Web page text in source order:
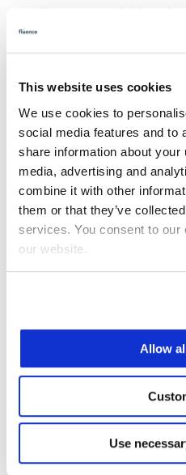
This website uses cookies
We use cookies to
social media features and to
share information about
media, advertising and
combine it with other
them or that they’ve
services. You consent to
our website.
Allow
Use
El programa DPR más
hasta la fecha,
la
Ángeles, está
Establecimiento
para el Reúso del
La agricultura
demanda mundial de
de las tierras de
reutilizada, por lo que
oportunidades son
caracterizan por una
en la empresa de
exhaustivas, calidad
voluntad de trabajar
reguladoras desde el
estándares, podemos
los efluentes sean